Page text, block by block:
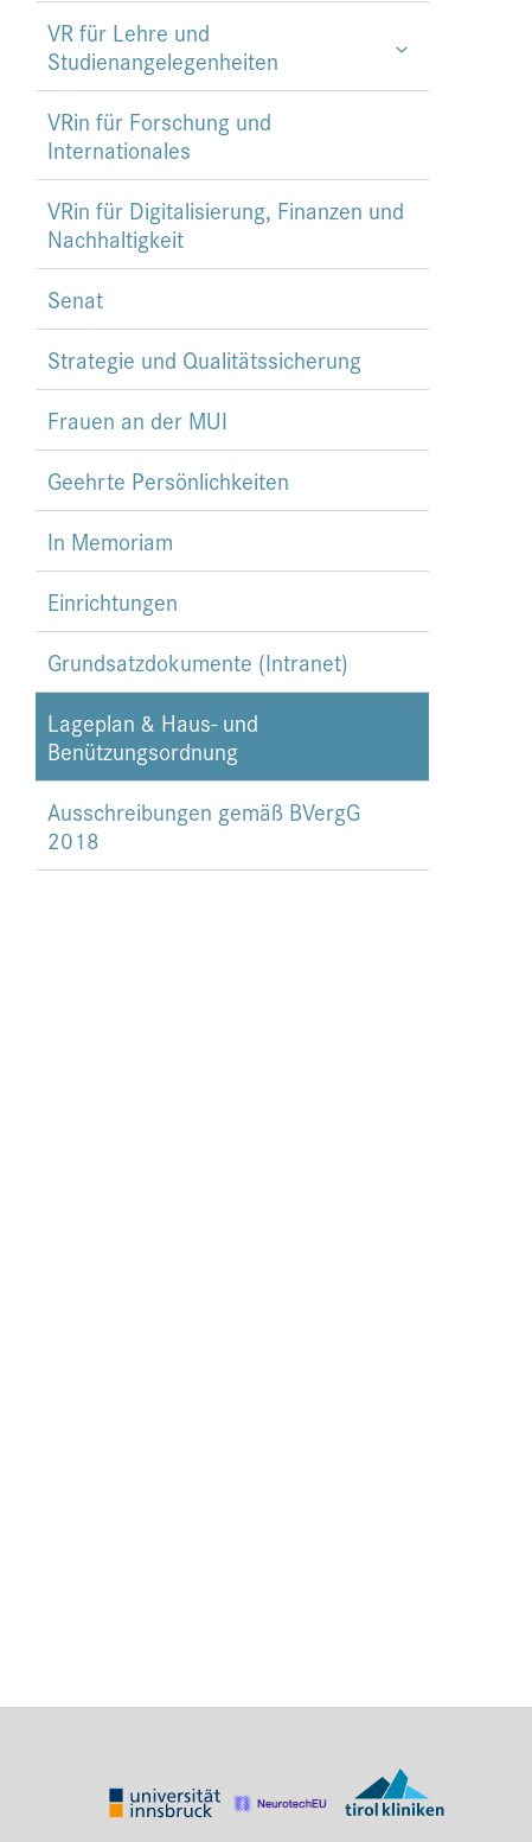
VR für Lehre und
Studienangelegenheiten
VRin für Forschung und
Internationales
VRin für Digitalisierung, Finanzen und
Nachhaltigkeit
Senat
Strategie und Qualitätssicherung
Frauen an der MUI
Geehrte Persönlichkeiten
In Memoriam
Einrichtungen
Grundsatzdokumente (Intranet)
Lageplan & Haus- und
Benützungsordnung
Ausschreibungen gemäß BVergG
2018